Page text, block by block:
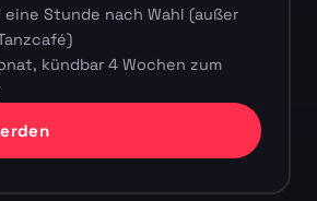
Stunde nach Wahl (außer
kündbar 4 Wochen zum